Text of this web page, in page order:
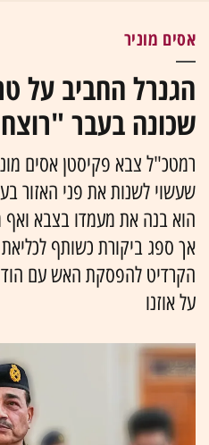
אסים מוניר
שכונה בעבר
רמטכ"ל צבא פקיסטן אסים
שעשוי לשנות את פני האזור
הוא בנה את מעמדו בצבא ואף
אך ספג ביקורת כשותף
הקרדיט להפסקת האש עם
על אוזנו